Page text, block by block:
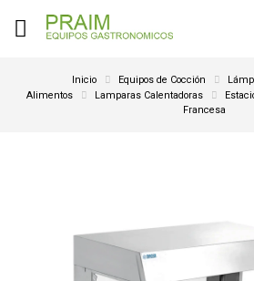
Inicio Equipos de Cocción
Alimentos
Lamparas Calentadoras
Francesa